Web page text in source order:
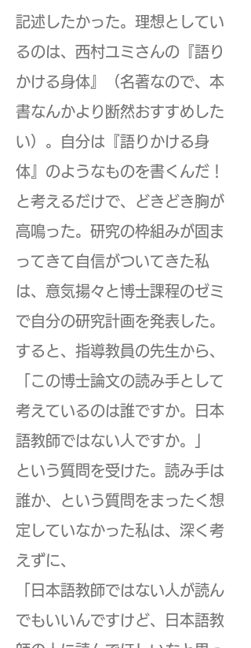
記述したかった。理想としてい
るのは、西村ユミさんの『語り
かける身体』（名著なので、本
書なんかより断然おすすめした
い）。自分は『語りかける身
体』のようなものを書くんだ！
と考えるだけで、どきどき胸が
高鳴った。研究の枠組みが固ま
ってきて自信がついてきた私
は、意気揚々と博士課程のゼミ
で自分の研究計画を発表した。
すると、指導教員の先生から、
「この博士論文の読み手として
考えているのは誰ですか。日本
語教師ではない人ですか。」
という質問を受けた。読み手は
誰か、という質問をまったく想
定していなかった私は、深く考
えずに、
「日本語教師ではない人が読ん
でもいいんですけど、日本語教